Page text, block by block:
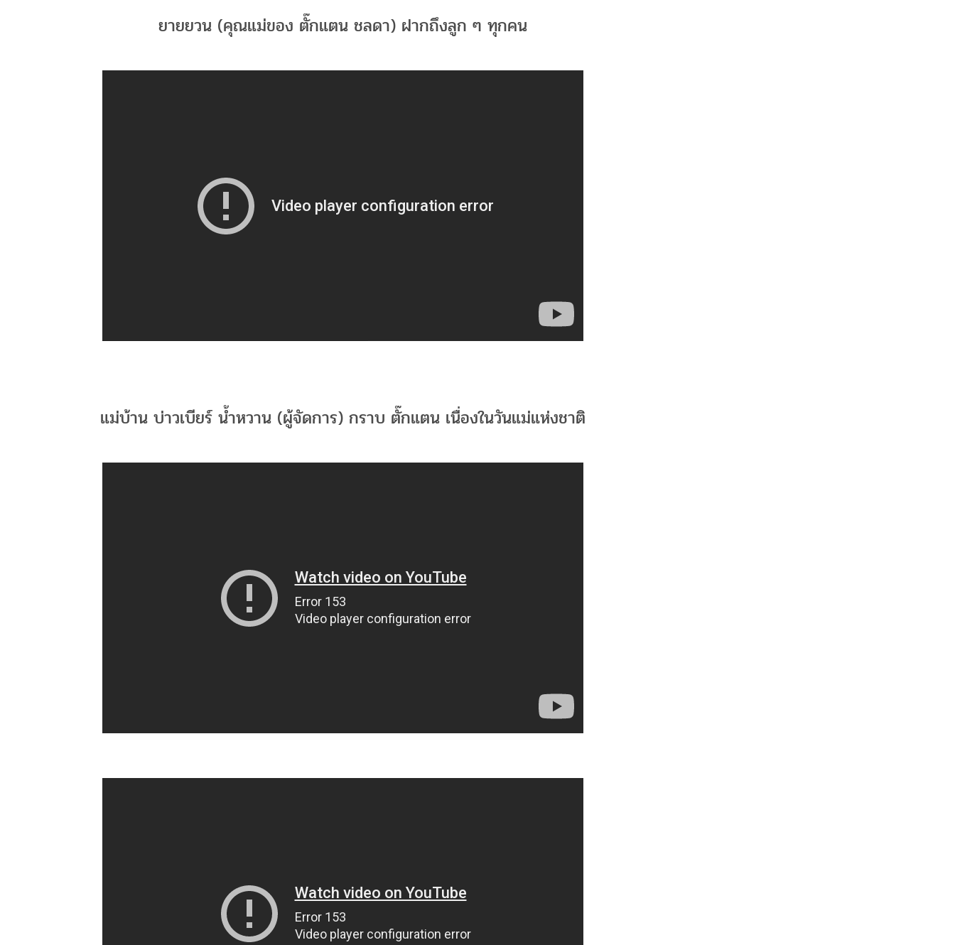
ยายยวน (คุณแม่ของ ตั๊กแตน ชลดา) ฝากถึงลูก ๆ ทุกคน
แม่บ้าน บ่าวเบียร์ น้ำหวาน (ผู้จัดการ) กราบ ตั๊กแตน เนื่องในวันแม่แห่งชาติ